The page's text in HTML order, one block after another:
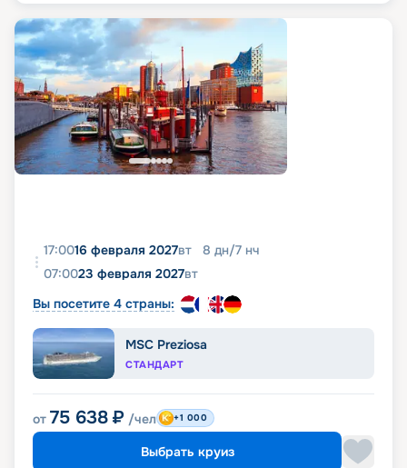
17:0016 февраля 2027вт 8 дн/7 нч
07:0023 февраля 2027вт
Вы посетите 4 страны:
MSC Preziosa
СТАНДАРТ
от 75 638 ₽ /чел +1 000
Выбрать круиз